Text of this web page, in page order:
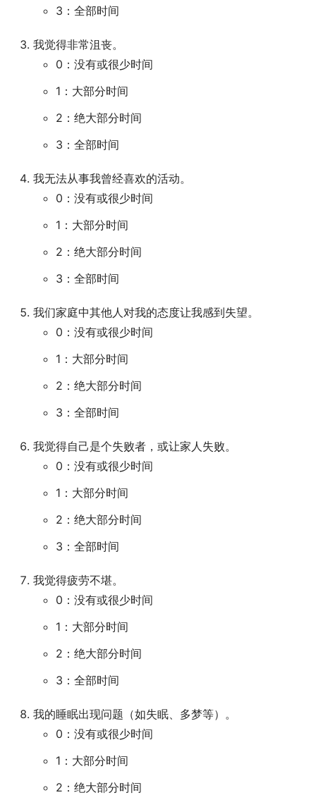
3：全部时间
我觉得非常沮丧。
0：没有或很少时间
1：大部分时间
2：绝大部分时间
3：全部时间
我无法从事我曾经喜欢的活动。
0：没有或很少时间
1：大部分时间
2：绝大部分时间
3：全部时间
我们家庭中其他人对我的态度让我感到失望。
0：没有或很少时间
1：大部分时间
2：绝大部分时间
3：全部时间
我觉得自己是个失败者，或让家人失败。
0：没有或很少时间
1：大部分时间
2：绝大部分时间
3：全部时间
我觉得疲劳不堪。
0：没有或很少时间
1：大部分时间
2：绝大部分时间
3：全部时间
我的睡眠出现问题（如失眠、多梦等）。
0：没有或很少时间
1：大部分时间
2：绝大部分时间